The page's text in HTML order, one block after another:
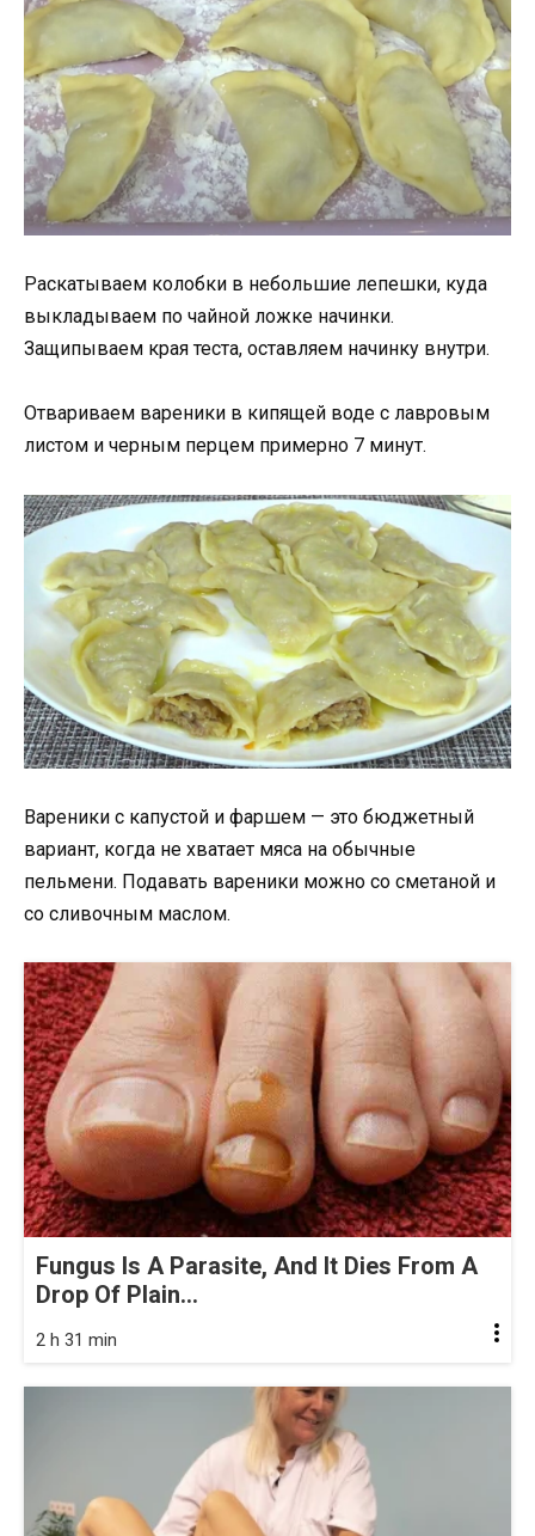
Раскатываем колобки в небольшие лепешки, куда
выкладываем по чайной ложке начинки.
Защипываем края теста, оставляем начинку внутри.
Отвариваем вареники в кипящей воде с лавровым
листом и черным перцем примерно 7 минут.
Вареники с капустой и фаршем — это бюджетный
вариант, когда не хватает мяса на обычные
пельмени. Подавать вареники можно со сметаной и
со сливочным маслом.
Fungus Is A Parasite, And It Dies From A
Drop Of Plain...
2 h 31 min